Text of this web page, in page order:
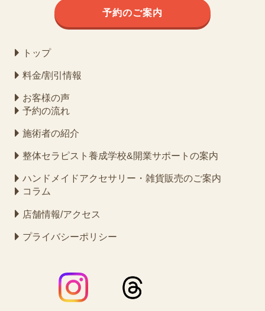
予約のご案内
トップ
料金/割引情報
お客様の声
予約の流れ
施術者の紹介
整体セラピスト養成学校&開業サポートの案内
ハンドメイドアクセサリー・雑貨販売のご案内
コラム
店舗情報/アクセス
プライバシーポリシー